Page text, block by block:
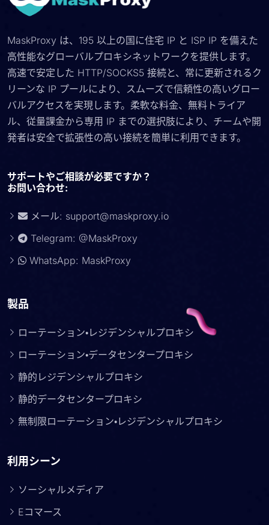
MaskProxy は、195 以上の国に住宅 IP と ISP IP を備えた
高性能なグローバルプロキシネットワークを提供します。
高速で安定した HTTP/SOCKS5 接続と、常に更新されるク
リーンな IP プールにより、スムーズで信頼性の高いグロー
バルアクセスを実現します。柔軟な料金、無料トライア
ル、従量課金から専用 IP までの選択肢により、チームや開
発者は安全で拡張性の高い接続を簡単に利用できます。
サポートやご相談が必要ですか？
お問い合わせ:
メール: support@maskproxy.io
Telegram: @MaskProxy
WhatsApp: MaskProxy
製品
ローテーション・レジデンシャルプロキシ
ローテーション・データセンタープロキシ
静的レジデンシャルプロキシ
静的データセンタープロキシ
無制限ローテーション・レジデンシャルプロキシ
利用シーン
ソーシャルメディア
Eコマース